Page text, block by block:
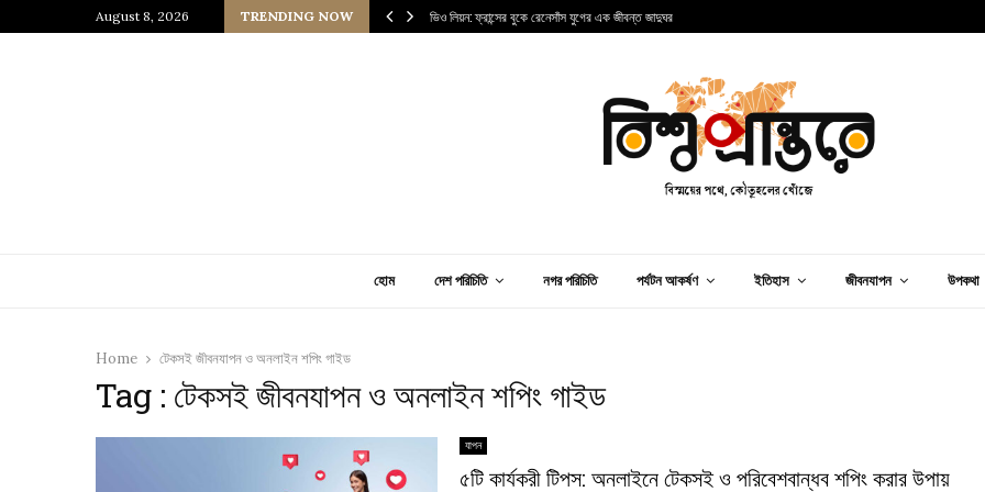
August 8, 2026 TRENDING NOW
জাপানি আধ্যাত্মিকতার ছোঁয়া ভিও লিয়ন: ফ্রান্সের বুকে রেনেসাঁস যুগের এক জীবন্ত জাদুঘর
হোম দেশ পরিচিতি নগর পরিচিতি পর্যটন আকর্ষণ ইতিহাস জীবনযাপন উপকথা
Home টেকসই জীবনযাপন ও অনলাইন শপিং গাইড
Tag : টেকসই জীবনযাপন ও অনলাইন শপিং গাইড
যাপন
৫টি কার্যকরী টিপস: অনলাইনে টেকসই ও পরিবেশবান্ধব শপিং করার উপায়